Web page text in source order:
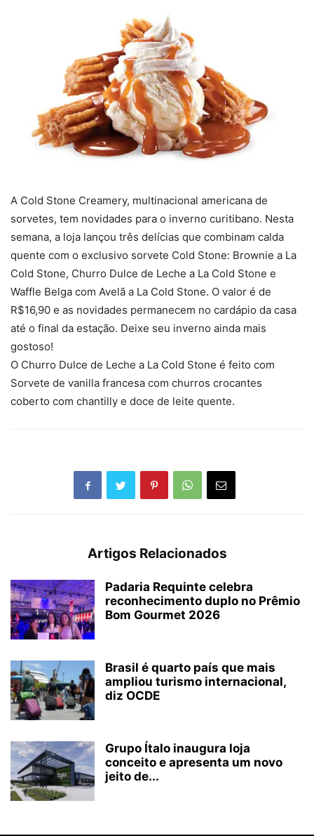
A Cold Stone Creamery, multinacional americana de
sorvetes, tem novidades para o inverno curitibano. Nesta
semana, a loja lançou três delícias que combinam calda
quente com o exclusivo sorvete Cold Stone: Brownie a La
Cold Stone, Churro Dulce de Leche a La Cold Stone e
Waffle Belga com Avelã a La Cold Stone. O valor é de
R$16,90 e as novidades permanecem no cardápio da casa
até o final da estação. Deixe seu inverno ainda mais
gostoso!
O Churro Dulce de Leche a La Cold Stone é feito com
Sorvete de vanilla francesa com churros crocantes
coberto com chantilly e doce de leite quente.
Artigos Relacionados
Padaria Requinte celebra
reconhecimento duplo no Prêmio
Bom Gourmet 2026
Brasil é quarto país que mais
ampliou turismo internacional,
diz OCDE
Grupo Ítalo inaugura loja
conceito e apresenta um novo
jeito de...